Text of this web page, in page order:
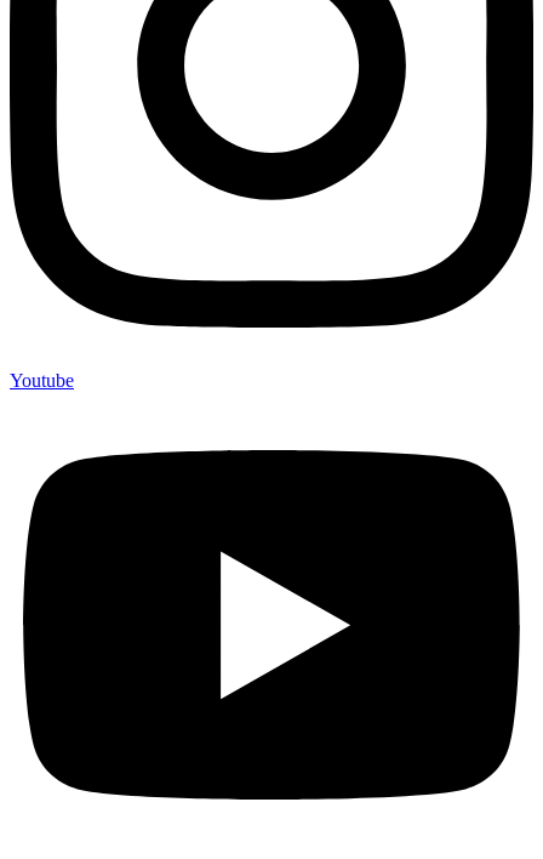
Youtube